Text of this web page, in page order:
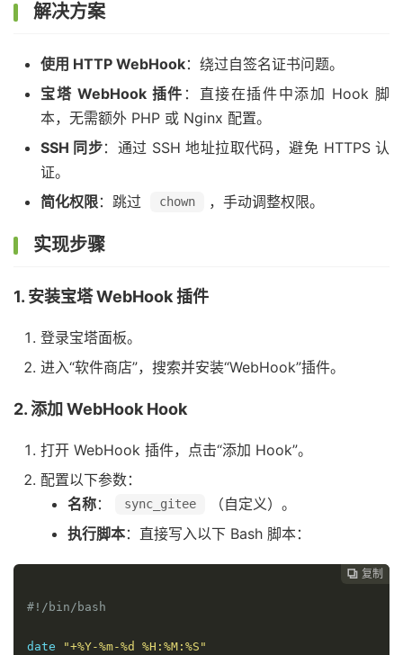
解决方案
使用 HTTP WebHook：绕过自签名证书问题。
宝塔 WebHook 插件 ：直接在插件中添加 Hook 脚
本，无需额外 PHP 或 Nginx 配置。
SSH 同步：通过 SSH 地址拉取代码，避免 HTTPS 认
证。
简化权限：跳过 chown ，手动调整权限。
实现步骤
1. 安装宝塔 WebHook 插件
登录宝塔面板。
进入“软件商店”，搜索并安装“WebHook”插件。
2. 添加 WebHook Hook
打开 WebHook 插件，点击“添加 Hook”。
配置以下参数：
名称： sync_gitee
（自定义）。
执行脚本：直接写入以下 Bash 脚本：
 复制
#!/bin/bash
date
"+%Y-%m-%d %H:%M:%S"